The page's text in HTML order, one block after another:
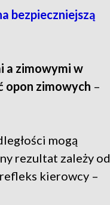
bezpieczniejszą
a zimowymi w
opon zimowych –
mogą
rezultat zależy od
kierowcy –